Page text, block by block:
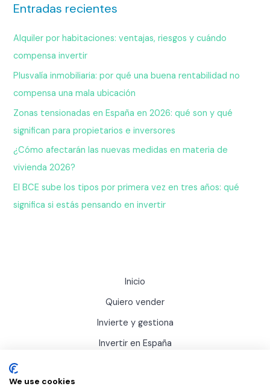
Entradas recientes
Alquiler por habitaciones: ventajas, riesgos y cuándo
compensa invertir
Plusvalía inmobiliaria: por qué una buena rentabilidad no
compensa una mala ubicación
Zonas tensionadas en España en 2026: qué son y qué
significan para propietarios e inversores
¿Cómo afectarán las nuevas medidas en materia de
vivienda 2026?
El BCE sube los tipos por primera vez en tres años: qué
significa si estás pensando en invertir
Inicio
Quiero vender
Invierte y gestiona
Invertir en España
We use cookies